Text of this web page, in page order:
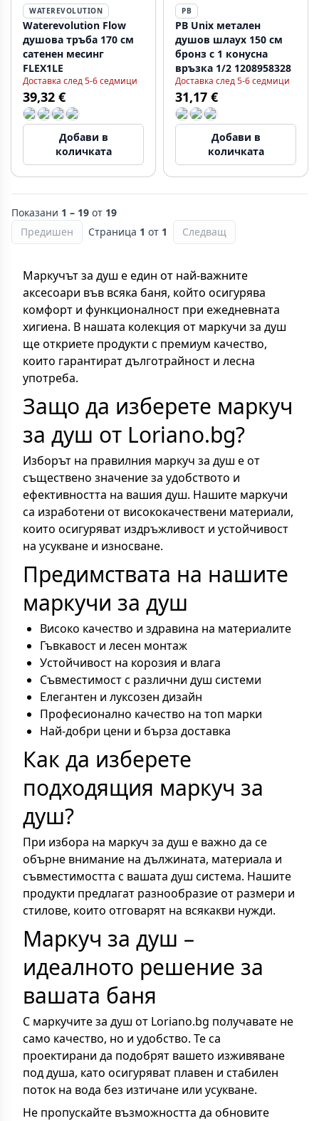
WATEREVOLUTION
Waterevolution Flow
душова тръба 170 см
сатенен месинг
FLEX1LE
Доставка след 5-6 седмици
39,32 €
Добави в
количката
PB
PB Unix метален
душов шлаух 150 см
бронз с 1 конусна
връзка 1/2 1208958328
Доставка след 5-6 седмици
31,17 €
Добави в
количката
Показани 1 – 19 от 19
Предишен
Страница 1 от 1 Следващ
Маркучът за душ е един от най-важните
аксесоари във всяка баня, който осигурява
комфорт и функционалност при ежедневната
хигиена. В нашата колекция от маркучи за душ
ще откриете продукти с премиум качество,
които гарантират дълготрайност и лесна
употреба.
Защо да изберете маркуч
за душ от Loriano.bg?
Изборът на правилния маркуч за душ е от
съществено значение за удобството и
ефективността на вашия душ. Нашите маркучи
са изработени от висококачествени материали,
които осигуряват издръжливост и устойчивост
на усукване и износване.
Предимствата на нашите
маркучи за душ
Високо качество и здравина на материалите
Гъвкавост и лесен монтаж
Устойчивост на корозия и влага
Съвместимост с различни душ системи
Елегантен и луксозен дизайн
Професионално качество на топ марки
Най-добри цени и бърза доставка
Как да изберете
подходящия маркуч за
душ?
При избора на маркуч за душ е важно да се
обърне внимание на дължината, материала и
съвместимостта с вашата душ система. Нашите
продукти предлагат разнообразие от размери и
стилове, които отговарят на всякакви нужди.
Маркуч за душ –
идеалното решение за
вашата баня
С маркучите за душ от Loriano.bg получавате не
само качество, но и удобство. Те са
проектирани да подобрят вашето изживяване
под душа, като осигуряват плавен и стабилен
поток на вода без изтичане или усукване.
Не пропускайте възможността да обновите